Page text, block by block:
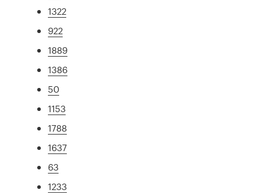
1322
922
1889
1386
50
1153
1788
1637
63
1233